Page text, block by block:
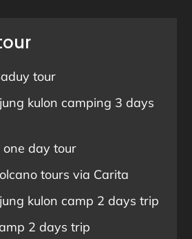
tour
kulon camping 3 days
day tour
tours via Carita
kulon camp 2 days trip
2 days trip